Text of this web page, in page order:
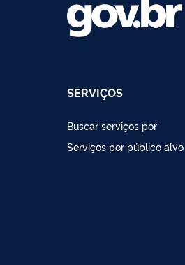
SERVIÇOS
Buscar serviços por
Serviços por público alvo